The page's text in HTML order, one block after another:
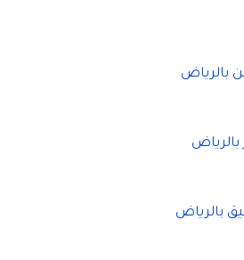
بالرياض
بالرياض
بالرياض